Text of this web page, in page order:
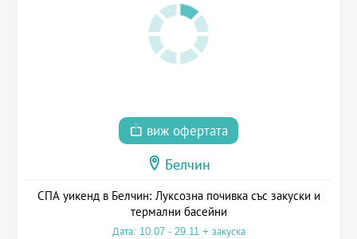
виж офертата
Белчин
СПА уикенд в Белчин: Луксозна почивка със закуски и
термални басейни
Дата: 10.07 - 29.11 + закуска